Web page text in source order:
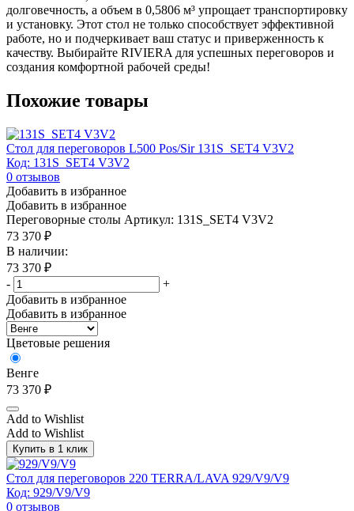
долговечность, а объем в 0,5806 м³ упрощает транспортировку
и установку. Этот стол не только способствует эффективной
работе, но и подчеркивает ваш статус и приверженность к
качеству. Выбирайте RIVIERA для успешных переговоров и
создания комфортной рабочей среды!
Похожие товары
Стол для переговоров L500 Pos/Sir 131S_SET4 V3V2
Код: 131S_SET4 V3V2
0 отзывов
Добавить в избранное
Добавить в избранное
Переговорные столы Артикул: 131S_SET4 V3V2
73 370 ₽
В наличии:
73 370 ₽
-
+
Добавить в избранное
Добавить в избранное
Цветовые решения
Венге
73 370 ₽
Add to Wishlist
Add to Wishlist
Купить в 1 клик
Стол для переговоров 220 TERRA/LAVA 929/V9/V9
Код: 929/V9/V9
0 отзывов